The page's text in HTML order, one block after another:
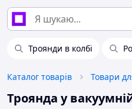
Троянди в колбі
Каталог товарів Товари
Троянда у